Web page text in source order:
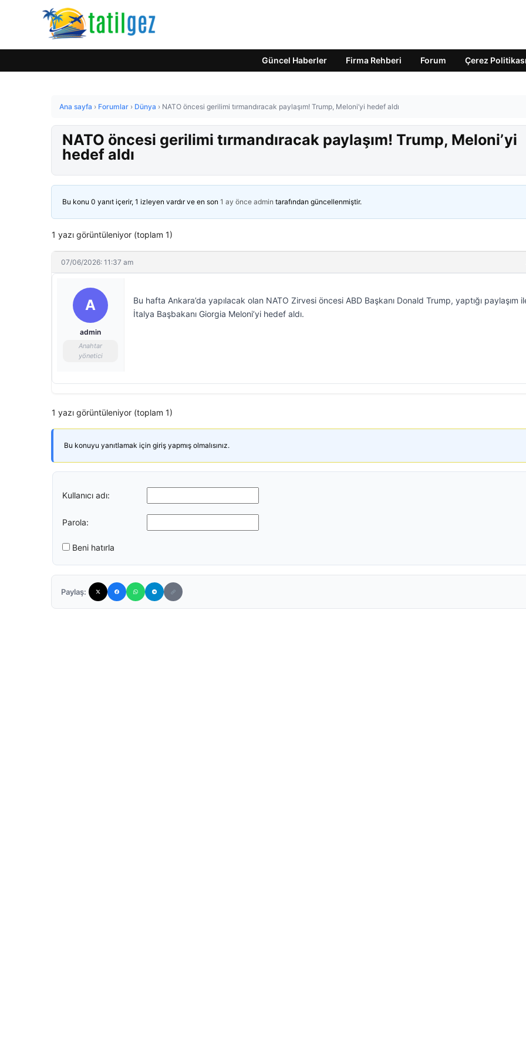
Güncel Haberler Firma Rehberi Forum Çerez Politikası
Ana sayfa › Forumlar › Dünya › NATO öncesi gerilimi tırmandıracak paylaşım! Trump, Meloni’yi hedef aldı
NATO öncesi gerilimi tırmandıracak paylaşım! Trump, Meloni’yi
hedef aldı
Bu konu 0 yanıt içerir, 1 izleyen vardır ve en son 1 ay önce admin tarafından güncellenmiştir.
1 yazı görüntüleniyor (toplam 1)
07/06/2026: 11:37 am
A
admin
Anahtar
yönetici
Bu hafta Ankara’da yapılacak olan NATO Zirvesi öncesi ABD Başkanı Donald Trump, yaptığı paylaşım
İtalya Başbakanı Giorgia Meloni’yi hedef aldı.
1 yazı görüntüleniyor (toplam 1)
Bu konuyu yanıtlamak için giriş yapmış olmalısınız.
Kullanıcı adı:
Parola:
Beni hatırla
Paylaş: